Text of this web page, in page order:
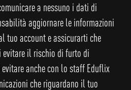
a nessuno i dati di
aggiornare le informazioni
tuo account e assicurarti che
evitare il rischio di furto di
anche con lo staff Eduflix
che riguardano il tuo